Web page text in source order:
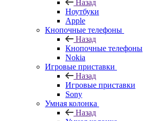
Назад
Ноутбуки
Apple
Кнопочные телефоны
Назад
Кнопочные телефоны
Nokia
Игровые приставки
Назад
Игровые приставки
Sony
Умная колонка
Назад